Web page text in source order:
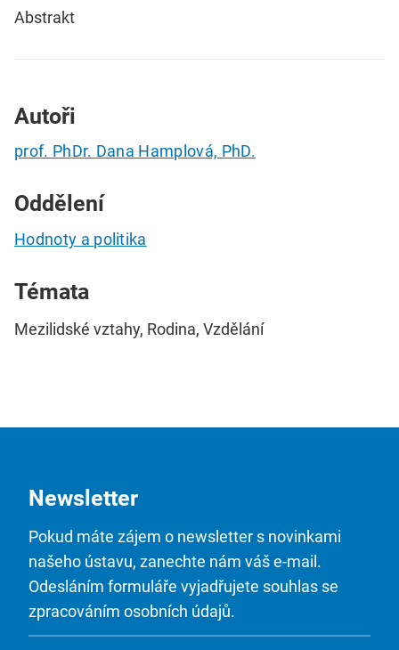
Abstrakt
Autoři
prof. PhDr. Dana Hamplová, PhD.
Oddělení
Hodnoty a politika
Témata
Mezilidské vztahy, Rodina, Vzdělání
Newsletter
Pokud máte zájem o newsletter s novinkami
našeho ústavu, zanechte nám váš e-mail.
Odesláním formuláře vyjadřujete souhlas se
zpracováním osobních údajů.